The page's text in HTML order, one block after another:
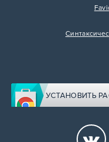
УСТАНОВИТЬ